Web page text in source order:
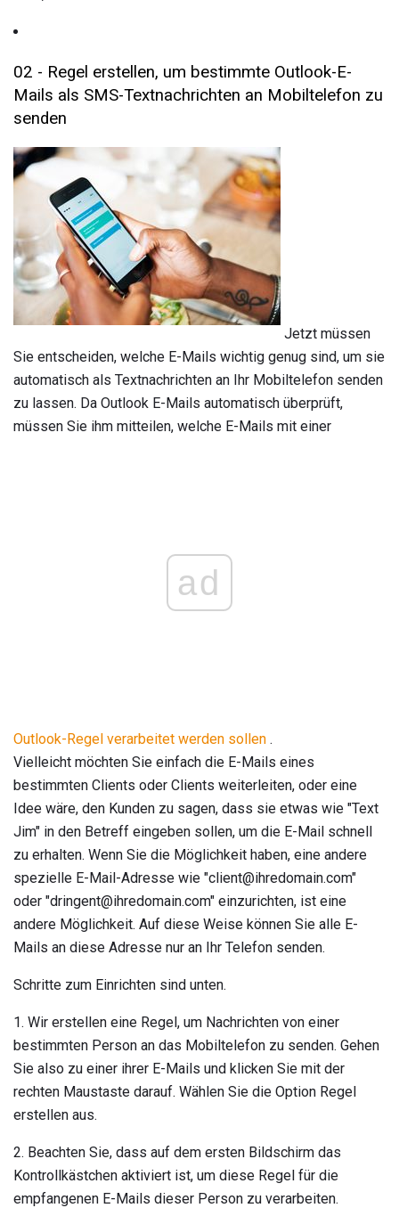
02 - Regel erstellen, um bestimmte Outlook-E-
Mails als SMS-Textnachrichten an Mobiltelefon zu
senden
Jetzt müssen
Sie entscheiden, welche E-Mails wichtig genug sind, um sie
automatisch als Textnachrichten an Ihr Mobiltelefon senden
zu lassen. Da Outlook E-Mails automatisch überprüft,
müssen Sie ihm mitteilen, welche E-Mails mit einer
ad
Outlook-Regel verarbeitet werden sollen .
Vielleicht möchten Sie einfach die E-Mails eines
bestimmten Clients oder Clients weiterleiten, oder eine
Idee wäre, den Kunden zu sagen, dass sie etwas wie "Text
Jim" in den Betreff eingeben sollen, um die E-Mail schnell
zu erhalten. Wenn Sie die Möglichkeit haben, eine andere
spezielle E-Mail-Adresse wie "client@ihredomain.com"
oder "dringent@ihredomain.com" einzurichten, ist eine
andere Möglichkeit. Auf diese Weise können Sie alle E-
Mails an diese Adresse nur an Ihr Telefon senden.
Schritte zum Einrichten sind unten.
1. Wir erstellen eine Regel, um Nachrichten von einer
bestimmten Person an das Mobiltelefon zu senden. Gehen
Sie also zu einer ihrer E-Mails und klicken Sie mit der
rechten Maustaste darauf. Wählen Sie die Option Regel
erstellen aus.
2. Beachten Sie, dass auf dem ersten Bildschirm das
Kontrollkästchen aktiviert ist, um diese Regel für die
empfangenen E-Mails dieser Person zu verarbeiten.